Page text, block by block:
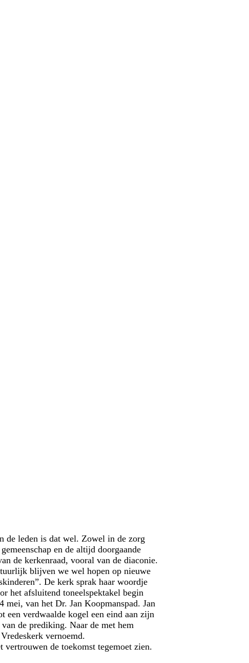
de leden is dat wel. Zowel in de zorg
en de altijd doorgaande
de kerkenraad, vooral van de diaconie.
blijven we wel hopen op nieuwe
De kerk sprak haar woordje
het afsluitend toneelspektakel begin
van het Dr. Jan Koopmanspad. Jan
een verdwaalde kogel een eind aan zijn
de prediking. Naar de met hem
vernoemd.
de toekomst tegemoet zien.